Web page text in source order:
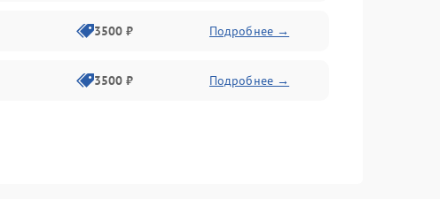
3500 ₽ Подробнее →
3500 ₽ Подробнее →